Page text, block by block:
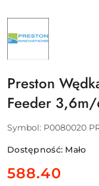
NAZWA
PRESTON
Preston
Feeder
Symbol: P0080020
Dostępność: Mało
cena:
588.40